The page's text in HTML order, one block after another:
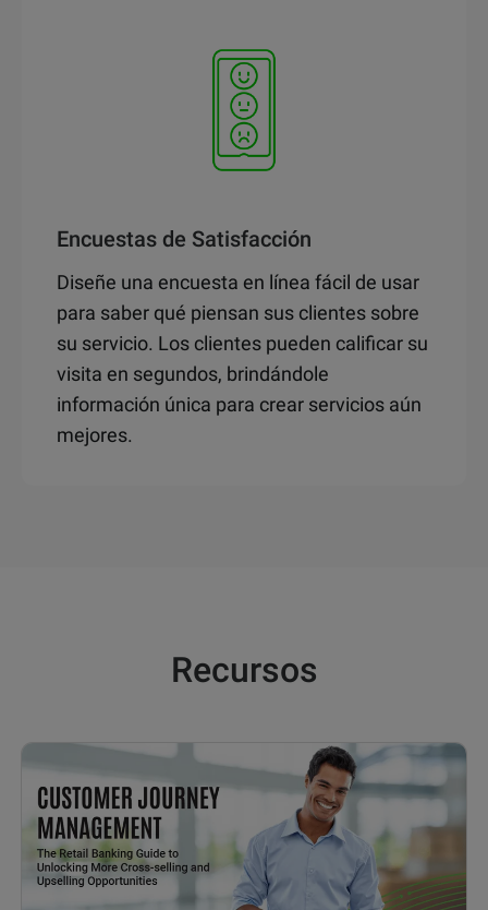
Encuestas de Satisfacción
Diseñe una encuesta en línea fácil de usar
para saber qué piensan sus clientes sobre
su servicio. Los clientes pueden calificar su
visita en segundos, brindándole
información única para crear servicios aún
mejores.
Recursos